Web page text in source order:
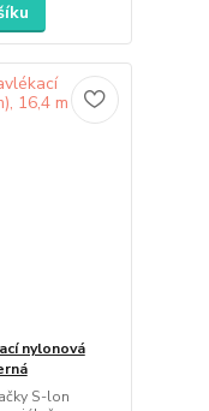
nylonová
S-lon